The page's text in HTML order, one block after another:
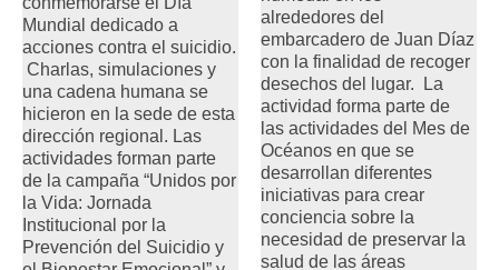
Mundial dedicado a
acciones contra el suicidio.
Charlas, simulaciones y
una cadena humana se
hicieron en la sede de esta
dirección regional. Las
actividades forman parte
de la campaña “Unidos por
la Vida: Jornada
Institucional por la
Prevención del Suicidio y
alrededores del
embarcadero de Juan Díaz
con la finalidad de recoger
desechos del lugar. La
actividad forma parte de
las actividades del Mes de
Océanos en que se
desarrollan diferentes
iniciativas para crear
conciencia sobre la
necesidad de preservar la
salud de las áreas